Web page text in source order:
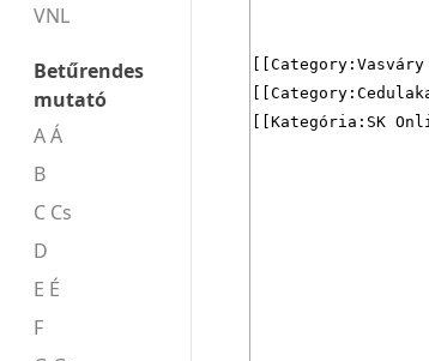
VNL
Betűrendes
mutató
A Á
B
C Cs
D
E É
F